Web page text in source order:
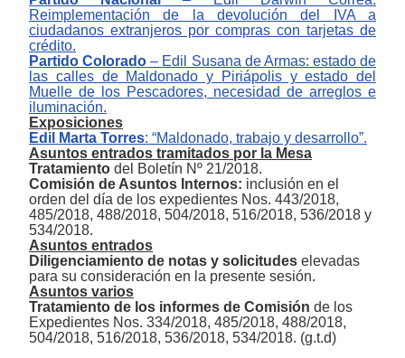
Reimplementación de la devolución del IVA a
ciudadanos extranjeros por compras con tarjetas de
crédito.
Partido Colorado – Edil Susana de Armas: estado de
las calles de Maldonado y Piriápolis y estado del
Muelle de los Pescadores, necesidad de arreglos e
iluminación.
Exposiciones
Edil Marta Torres: “Maldonado, trabajo y desarrollo”.
Asuntos entrados tramitados por la Mesa
Tratamiento del Boletín Nº 21/2018.
Comisión de Asuntos Internos: inclusión en el
orden del día de los expedientes Nos. 443/2018,
485/2018, 488/2018, 504/2018, 516/2018, 536/2018 y
534/2018.
Asuntos entrados
Diligenciamiento de notas y solicitudes elevadas
para su consideración en la presente sesión.
Asuntos varios
Tratamiento de los informes de Comisión de los
Expedientes Nos. 334/2018, 485/2018, 488/2018,
504/2018, 516/2018, 536/2018, 534/2018. (g.t.d)